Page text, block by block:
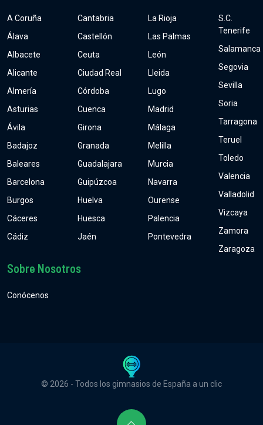
A Coruña
Álava
Albacete
Alicante
Almería
Asturias
Ávila
Badajoz
Baleares
Barcelona
Burgos
Cáceres
Cádiz
Cantabria
Castellón
Ceuta
Ciudad Real
Córdoba
Cuenca
Girona
Granada
Guadalajara
Guipúzcoa
Huelva
Huesca
Jaén
La Rioja
Las Palmas
León
Lleida
Lugo
Madrid
Málaga
Melilla
Murcia
Navarra
Ourense
Palencia
Pontevedra
S.C.
Tenerife
Salamanca
Segovia
Sevilla
Soria
Tarragona
Teruel
Toledo
Valencia
Valladolid
Vizcaya
Zamora
Zaragoza
Sobre Nosotros
Conócenos
© 2026 - Todos los gimnasios de España a un clic